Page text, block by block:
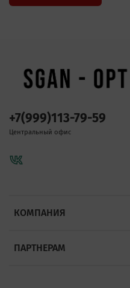
КОМПАНИЯ
ПАРТНЕРАМ
+7(999)113-79-59
Центральный офис